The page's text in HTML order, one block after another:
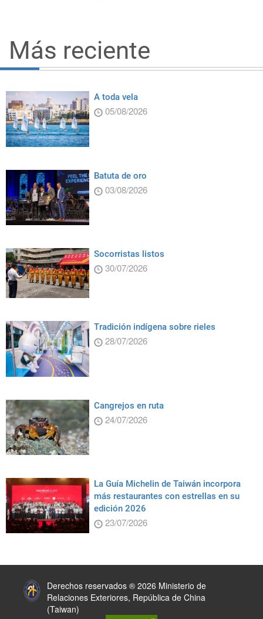
Más reciente
A toda vela
05/08/2026
Batuta de oro
03/08/2026
Socorristas listos
30/07/2026
Tradición indígena sobre rieles
28/07/2026
Cangrejos en ruta
24/07/2026
La Guía Michelin de Taiwán incorpora
más restaurantes con estrellas en su
edición 2026
23/07/2026
Derechos reservados ® 2026 Ministerio de
Relaciones Exteriores, República de China
(Taiwan)